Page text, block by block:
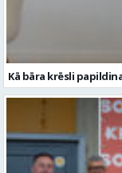
Kā bāra krēsli